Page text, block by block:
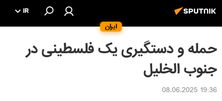
ایران
IR
حمله و دستگیری یک فلسطینی در
جنوب الخلیل
19:36 08.06.2025